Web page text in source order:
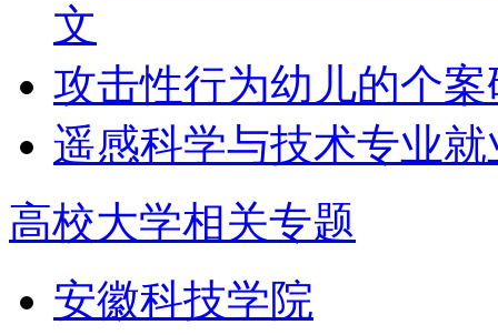
文
攻击性行为幼儿的个
遥感科学与技术专业
高校大学相关专题
安徽科技学院